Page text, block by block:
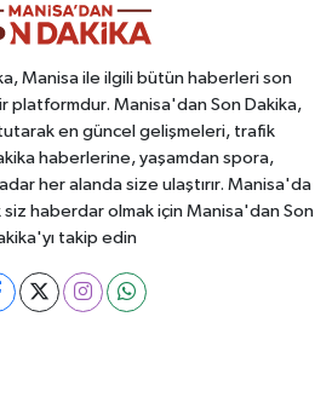
Manisa ile ilgili bütün haberleri son
platformdur. Manisa'dan Son Dakika,
tutarak en güncel gelişmeleri, trafik
haberlerine, yaşamdan spora,
her alanda size ulaştırır. Manisa'da
haberdar olmak için Manisa'dan Son
takip edin